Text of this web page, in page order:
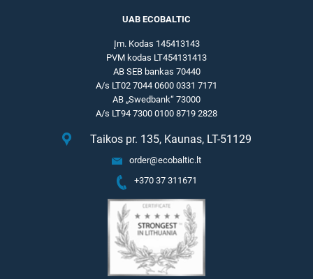
UAB ECOBALTIC
Įm. Kodas 145413143
PVM kodas LT454131413
AB SEB bankas 70440
A/s LT02 7044 0600 0331 7171
AB „Swedbank“ 73000
A/s LT94 7300 0100 8719 2828
Taikos pr. 135, Kaunas, LT-51129
order@ecobaltic.lt
+370 37 311671